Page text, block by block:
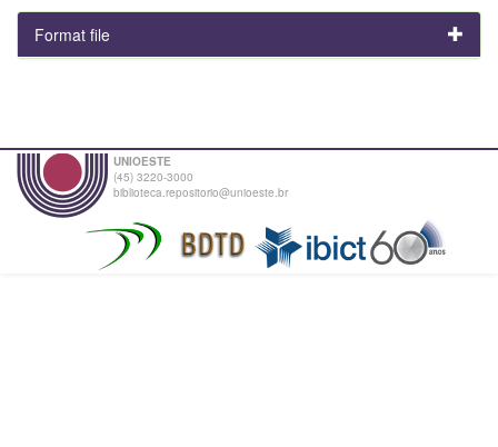
Format file
UNIOESTE
(45) 3220-3000
biblioteca.repositorio@unioeste.br